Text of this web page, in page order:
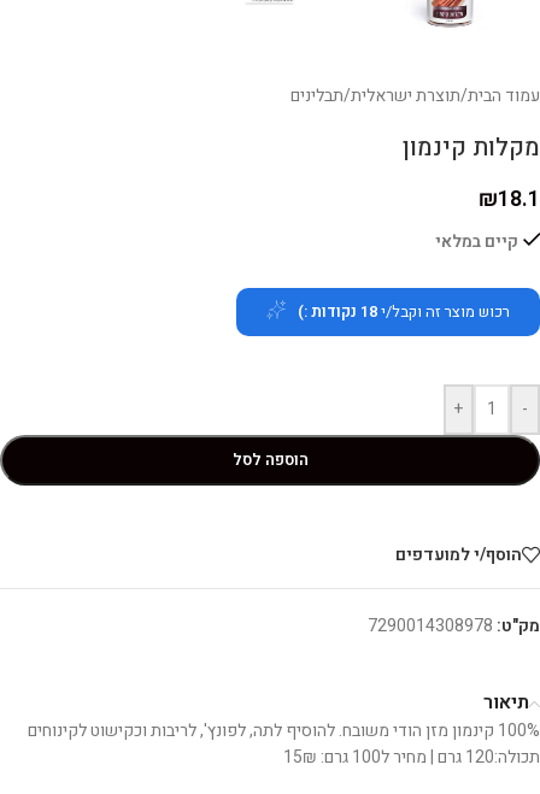
עמוד הבית/תוצרת ישראלית/תבלינים
מקלות קינמון
₪18.1
קיים במלאי
רכוש מוצר זה וקבל/י18 נקודות :)
-
+
הוספה לסל
הוסף/י למועדפים
מק"ט: 7290014308978
תיאור
100% קינמון מזן הודי משובח. להוסיף לתה, לפונץ', לריבות וכקישוט לקינוחים
תכולה:120 גרם | מחיר ל100 גרם: 15₪